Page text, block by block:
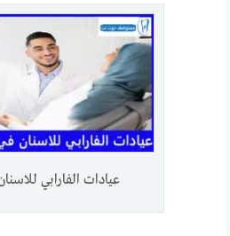
عيادات الفارابي